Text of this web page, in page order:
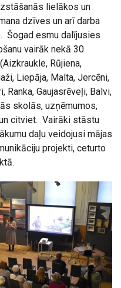
lielākos un
dzīves un arī darba
Šogad esmu dalījusies
vairāk nekā 30
Rūjiena,
Liepāja, Malta, Jercēni,
Ranka, Gaujasrēveļi, Balvi,
skolās, uzņēmumos,
citviet. Vairāki stāstu
daļu veidojusi mājas
projekti, ceturto